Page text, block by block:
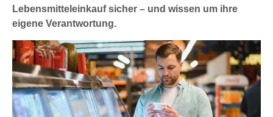
Lebensmitteleinkauf sicher – und wissen um ihre
eigene Verantwortung.